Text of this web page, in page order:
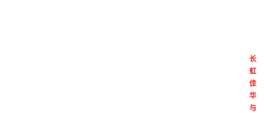
长
虹
佳
华
与